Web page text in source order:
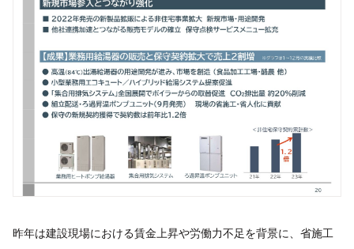
昨年は建設現場における賃金上昇や労働力不足を背景に、省施工